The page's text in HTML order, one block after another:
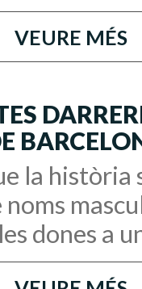
VEURE MÉS
la història
dones a